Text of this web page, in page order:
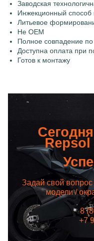
Заводская
Инжекционный способ
Литьевое
Не OEM
Полное совпадение
Доступна оплата при
Готов к монтажу
Задай свой вопрос
модели /
8
+7